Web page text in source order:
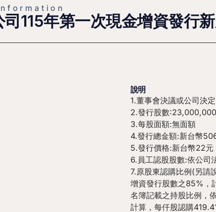
115年第一次現金增資發行
說明
1.董事會決議或公司決
2.發行股數
3.每股面額:無面額
4.發行總金額:新台幣
5.發行價格:新台幣22元
6.員工認股股數:依公司
7.原股東認購比例(另請
增資發行股數之85%，
名簿記載之持股比例，
計算，每仟股認購